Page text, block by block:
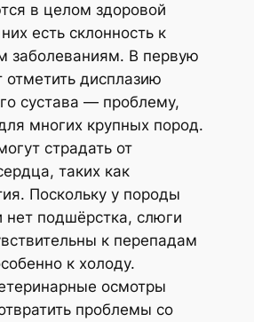
в целом здоровой
есть склонность к
заболеваниям. В первую
отметить дисплазию
сустава — проблему,
многих крупных пород.
страдать от
таких как
Поскольку у породы
нет подшёрстка, слюги
к перепадам
к холоду.
осмотры
проблемы со